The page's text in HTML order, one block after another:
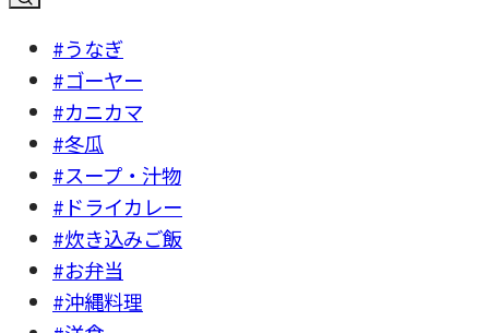
#うなぎ
#ゴーヤー
#カニカマ
#冬瓜
#スープ・汁物
#ドライカレー
#炊き込みご飯
#お弁当
#沖縄料理